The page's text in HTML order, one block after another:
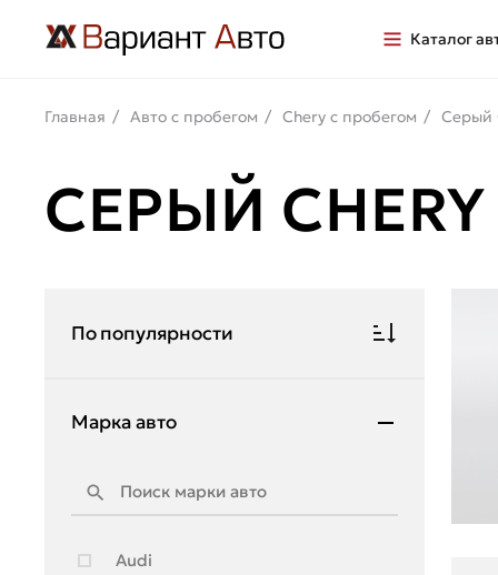
Каталог
Главная Авто с пробегом Chery с пробегом Серый
СЕРЫЙ
По популярности
Марка авто
Audi